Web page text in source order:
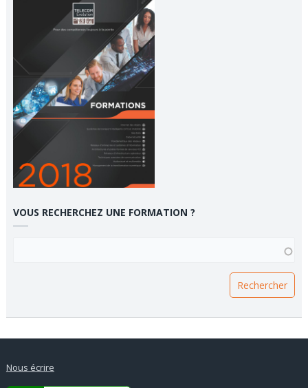
VOUS RECHERCHEZ UNE FORMATION ?
Nous écrire